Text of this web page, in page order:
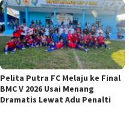
Pelita Putra FC Melaju ke Final
BMC V 2026 Usai Menang
Dramatis Lewat Adu Penalti